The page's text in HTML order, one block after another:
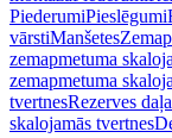
PiederumiPieslēgumi
vārstiManšetes
zemapmetuma
zemapmetuma
tvertnesRezerves
skalojamās tvertnes